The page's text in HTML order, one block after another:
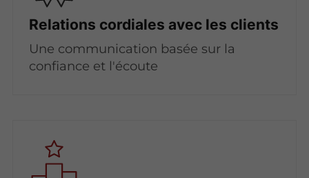
Relations cordiales avec les clients
Une communication basée sur la
confiance et l'écoute